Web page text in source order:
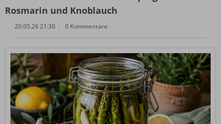
Rosmarin und Knoblauch
20.05.26 21:30 0 Kommentare